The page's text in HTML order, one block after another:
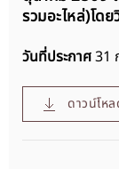
รวมอะไหล่)โดย
วันที่ประกาศ31
ดาวน์โห